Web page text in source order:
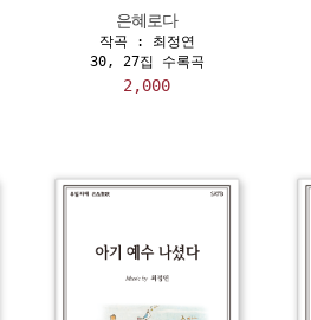
은혜로다
작곡 : 최정연
30, 27집 수록곡
2,000